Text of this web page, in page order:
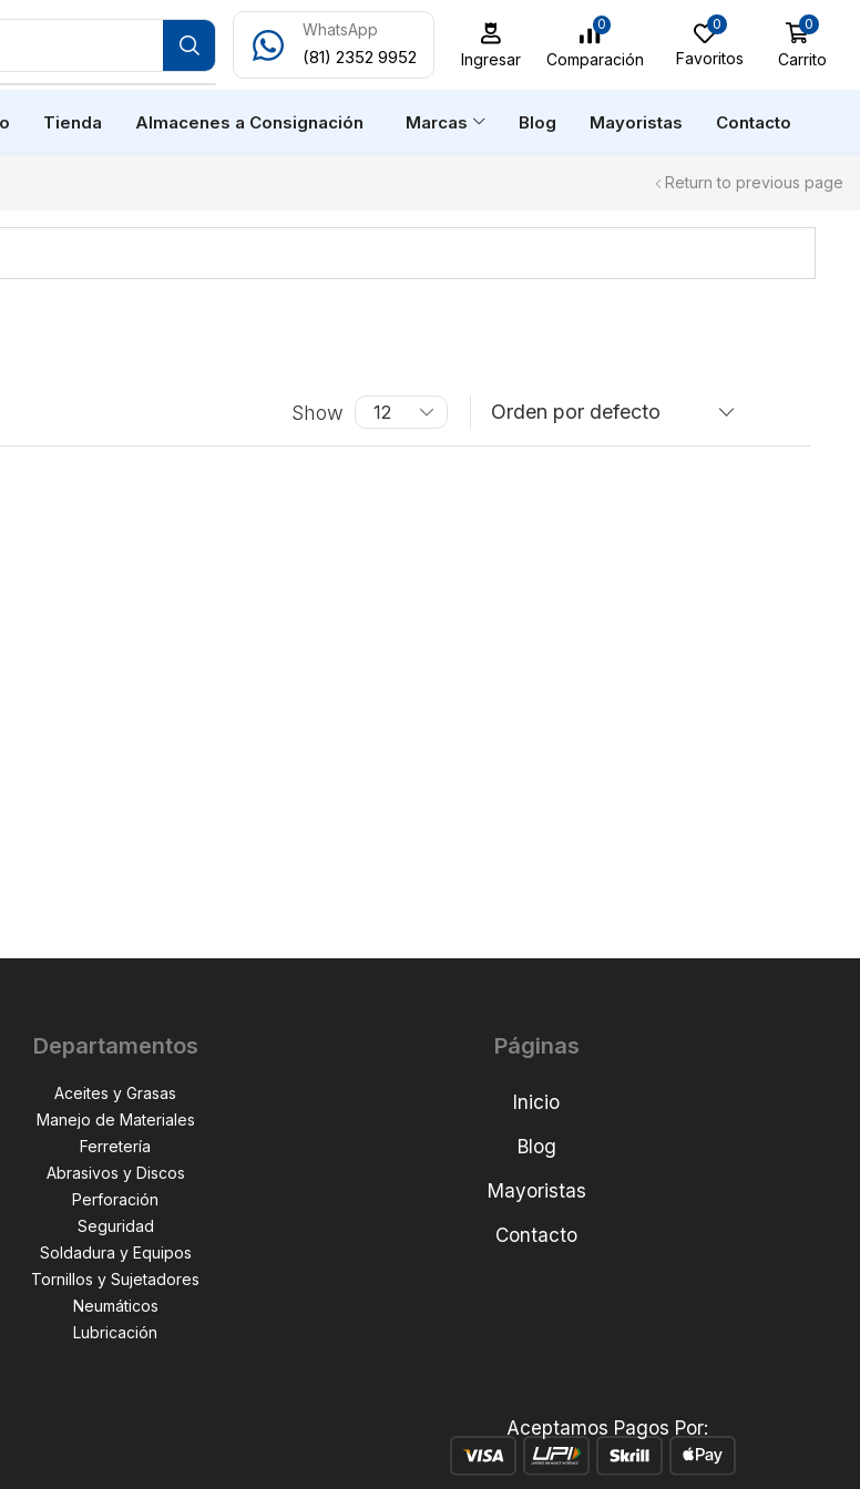
WhatsApp
(81) 2352 9952 Ingresar
0
Comparación
0
Favoritos
0
Carrito
Tienda Almacenes a Consignación Marcas Blog Mayoristas Contacto
Return to previous page
Show
Departamentos
Aceites y Grasas
Manejo de Materiales
Ferretería
Abrasivos y Discos
Perforación
Seguridad
Soldadura y Equipos
Tornillos y Sujetadores
Neumáticos
Lubricación
Páginas
Inicio
Blog
Mayoristas
Contacto
Aceptamos Pagos Por: